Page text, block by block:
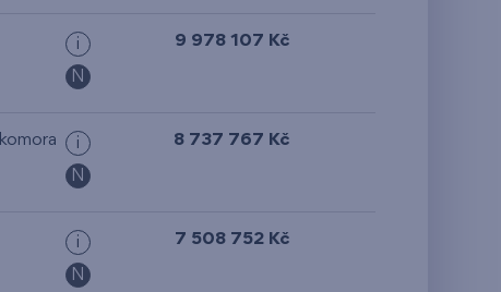
i
N
9 978 107 Kč
komora
i
N
8 737 767 Kč
i
N
7 508 752 Kč